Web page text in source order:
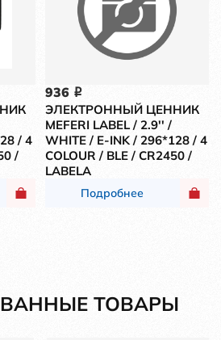
/ 4
/
936 i
ЭЛЕКТРОННЫЙ ЦЕННИК
MEFERI LABEL / 2.9'' /
WHITE / E-INK / 296*128 / 4
COLOUR / BLE / CR2450 /
LABELA
Подробнее
ТОВАРЫ